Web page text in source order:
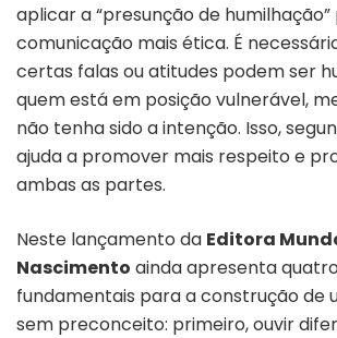
aplicar a “presunção de
comunicação mais ética. É
certas falas ou atitudes podem ser
quem está em posição vulnerável,
não tenha sido a intenção. Isso,
ajuda a promover mais respeito e
ambas as partes.
Neste lançamento da Editora
Nascimento ainda apresenta
fundamentais para a construção de
sem preconceito: primeiro, ouvir